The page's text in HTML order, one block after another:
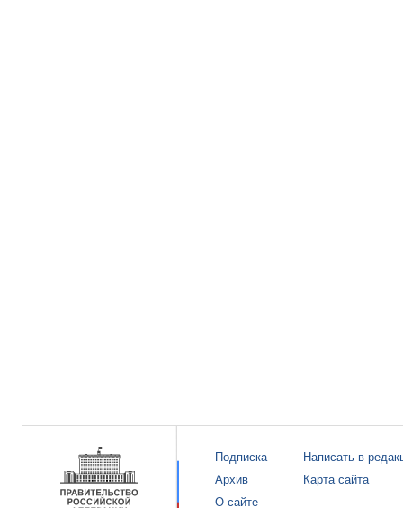
Подписка
Архив
О сайте
Написать в
Карта сайта